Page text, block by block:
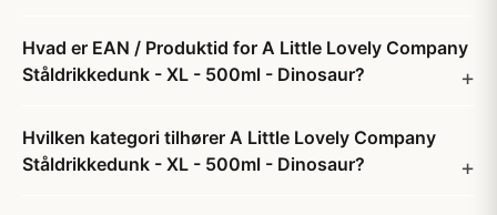
Hvad er EAN / Produktid for A Little Lovely Company
Ståldrikkedunk - XL - 500ml - Dinosaur?
Hvilken kategori tilhører A Little Lovely Company
Ståldrikkedunk - XL - 500ml - Dinosaur?